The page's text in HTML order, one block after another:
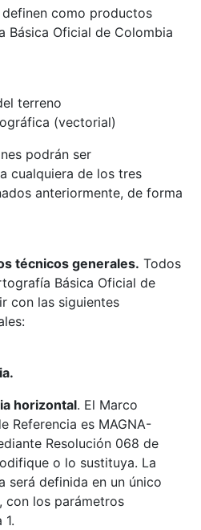
definen como productos
Básica Oficial de Colombia
terreno
(vectorial)
podrán ser
cualquiera de los tres
anteriormente, de forma
técnicos generales. Todos
Básica Oficial de
con las siguientes
horizontal. El Marco
Referencia es MAGNA-
Resolución 068 de
o lo sustituya. La
será definida en un único
con los parámetros